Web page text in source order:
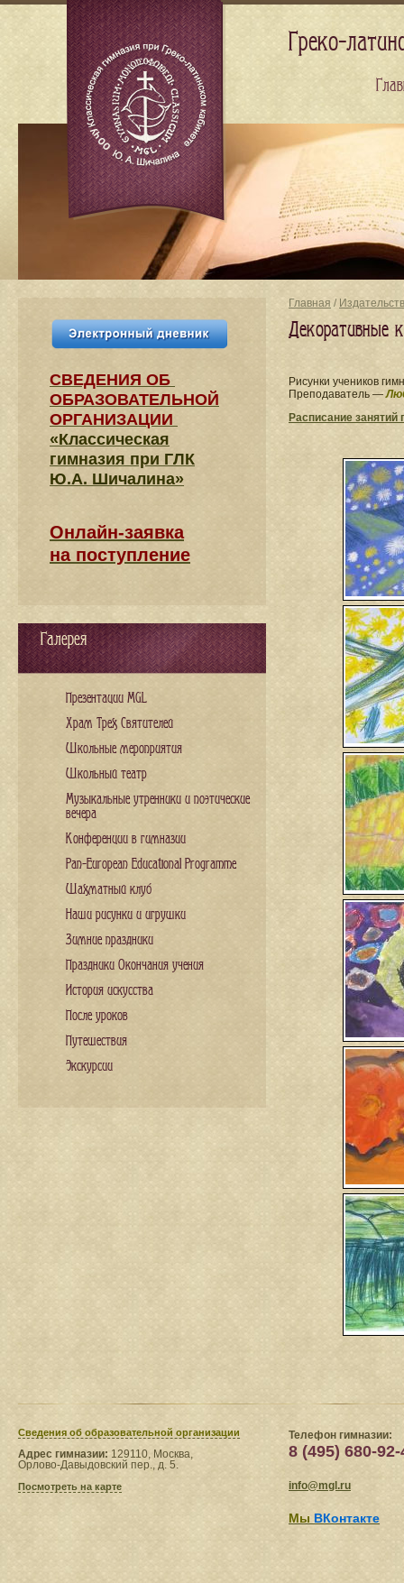
Главная /
Декоративные
Рисунки учеников
Преподаватель —
Расписание занятий
СВЕДЕНИЯ​ ОБ
ОБРАЗОВАТЕЛЬНОЙ
ОРГАНИЗАЦИИ
«Классическая
гимназия при ГЛК
Ю.А. Шичалина»
Онлайн-заявка
на поступление
Галерея
Презентации MGL
Храм Трех Святителей
Школьные мероприятия
Школьный театр
Музыкальные утренники и поэтические
вечера
Конференции в гимназии
Pan-European Educational Programme
Шахматный клуб
Наши рисунки и игрушки
Зимние праздники
Праздники Окончания учения
История искусства
После уроков
Путешествия
Экскурсии
Сведения​ об образовательной организации
Адрес гимназии: 129110, Москва,
Орлово-Давыдовский пер., д. 5.
Посмотреть на карте
Телефон гимназии:
8 (495) 680-92-
info@mgl.ru
Мы ВКонтакте
Греко-